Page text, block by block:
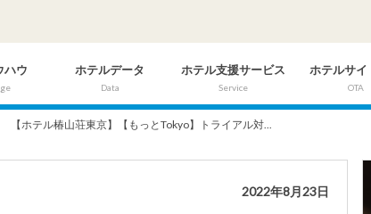
ハウ ホテルデータ
Data
ホテル支援サービス
Service
ホテルサイ
OTA
【ホテル椿山荘東京】【もっとTokyo】トライアル対...
2022年8月23日